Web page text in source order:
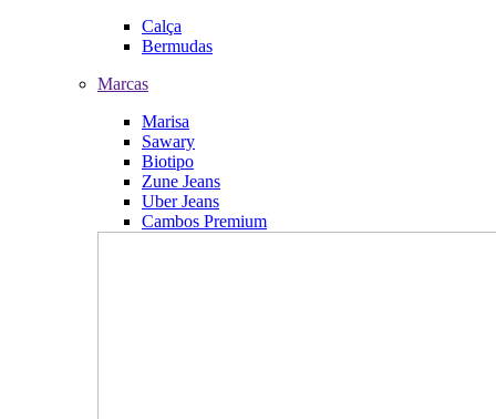
Calça
Bermudas
Marcas
Marisa
Sawary
Biotipo
Zune Jeans
Uber Jeans
Cambos Premium